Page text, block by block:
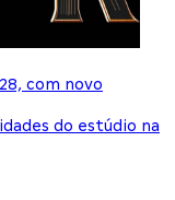
com novo
do estúdio na